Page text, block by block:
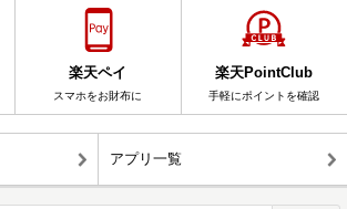
楽天ペイ
スマホをお財布に
楽天PointClub
手軽にポイントを確認
アプリ一覧